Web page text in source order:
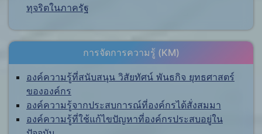
ทุจริตในภาครัฐ
การจัดการความรู้ (KM)
องค์ความรู้ที่สนับสนุน วิสัยทัศน์ พันธกิจ ยุทธศาสตร์
ขององค์กร
องค์ความรู้จากประสบการณ์ที่องค์กรได้สั่งสมมา
องค์ความรู้ที่ใช้แก้ไขปัญหาที่องค์กรประสบอยู่ใน